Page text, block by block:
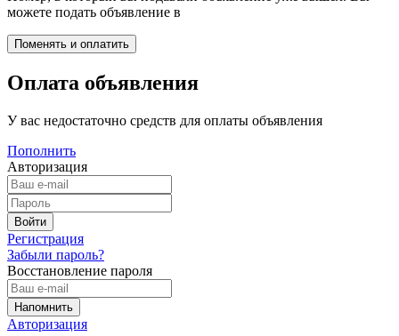
можете подать объявление в
Оплата объявления
У вас недостаточно средств для оплаты объявления
Пополнить
Авторизация
Регистрация
Забыли пароль?
Восстановление пароля
Авторизация